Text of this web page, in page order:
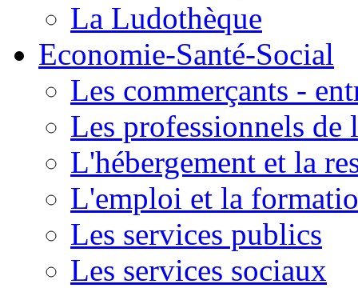
La Ludothèque
Economie-Santé-Social
Les commerçants -
Les professionnels de
L'hébergement et la
L'emploi et la
Les services publics
Les services sociaux